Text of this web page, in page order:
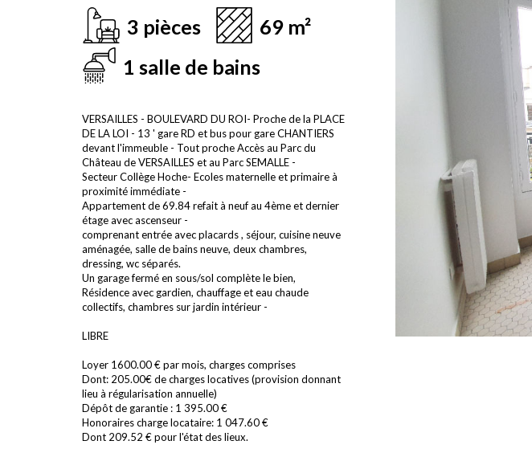
3 pièces
69 m²
1 salle de bains
VERSAILLES - BOULEVARD DU ROI- Proche de la PLACE
DE LA LOI - 13 ' gare RD et bus pour gare CHANTIERS
devant l'immeuble - Tout proche Accès au Parc du
Château de VERSAILLES et au Parc SEMALLE -
Secteur Collège Hoche- Ecoles maternelle et primaire à
proximité immédiate -
Appartement de 69.84 refait à neuf au 4ème et dernier
étage avec ascenseur -
comprenant entrée avec placards , séjour, cuisine neuve
aménagée, salle de bains neuve, deux chambres,
dressing, wc séparés.
Un garage fermé en sous/sol complète le bien,
Résidence avec gardien, chauffage et eau chaude
collectifs, chambres sur jardin intérieur -
LIBRE
Loyer 1600.00 € par mois, charges comprises
Dont: 205.00€ de charges locatives (provision donnant
lieu à régularisation annuelle)
Dépôt de garantie : 1 395.00 €
Honoraires charge locataire: 1 047.60 €
Dont 209.52 € pour l'état des lieux.